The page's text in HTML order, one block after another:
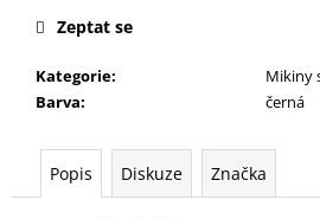
Kategorie:
Mikiny
Barva: černá
Zeptat se
Popis Diskuze Značka